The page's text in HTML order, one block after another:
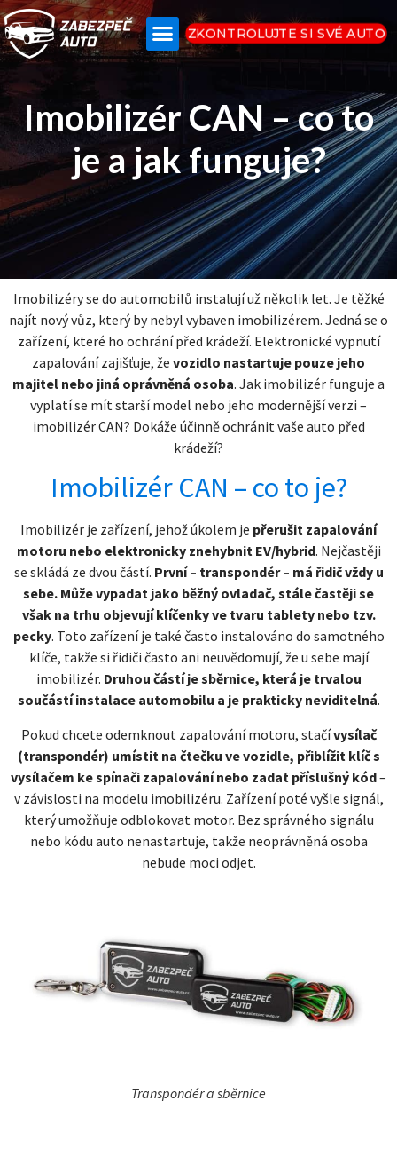
ZKONTROLUJTE SI SVÉ AUTO
Imobilizér CAN – co to
je a jak funguje?
Imobilizéry se do automobilů instalují už několik let. Je těžké
najít nový vůz, který by nebyl vybaven imobilizérem. Jedná se o
zařízení, které ho ochrání před krádeží. Elektronické vypnutí
zapalování zajišťuje, že vozidlo nastartuje pouze jeho
majitel nebo jiná oprávněná osoba. Jak imobilizér funguje a
vyplatí se mít starší model nebo jeho modernější verzi –
imobilizér CAN? Dokáže účinně ochránit vaše auto před
krádeží?
Imobilizér CAN – co to je?
Imobilizér je zařízení, jehož úkolem je přerušit zapalování
motoru nebo elektronicky znehybnit EV/hybrid. Nejčastěji
se skládá ze dvou částí. První – transpondér – má řidič vždy u
sebe. Může vypadat jako běžný ovladač, stále častěji se
však na trhu objevují klíčenky ve tvaru tablety nebo tzv.
pecky. Toto zařízení je také často instalováno do samotného
klíče, takže si řidiči často ani neuvědomují, že u sebe mají
imobilizér. Druhou částí je sběrnice, která je trvalou
součástí instalace automobilu a je prakticky neviditelná.
Pokud chcete odemknout zapalování motoru, stačívysílač
(transpondér) umístit na čtečku ve vozidle, přiblížit klíč s
vysílačem ke spínači zapalování nebo zadat příslušný kód–
v závislosti na modelu imobilizéru. Zařízení poté vyšle signál,
který umožňuje odblokovat motor. Bez správného signálu
nebo kódu auto nenastartuje, takže neoprávněná osoba
nebude moci odjet.
Transpondér a sběrnice